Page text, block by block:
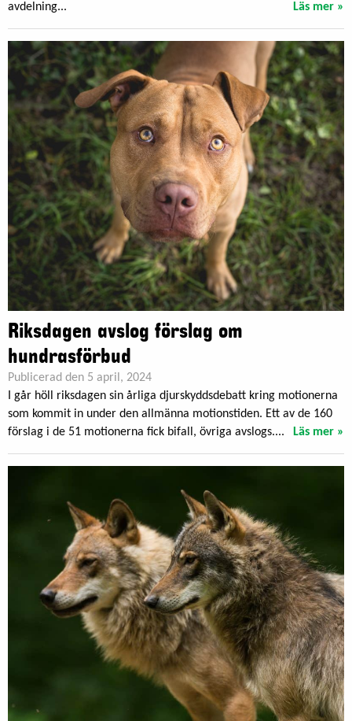
avdelning...
Läs mer »
Riksdagen avslog förslag om
hundrasförbud
Publicerad den 5 april, 2024
I går höll riksdagen sin årliga djurskyddsdebatt kring motionerna
som kommit in under den allmänna motionstiden. Ett av de 160
förslag i de 51 motionerna fick bifall, övriga avslogs....
Läs mer »